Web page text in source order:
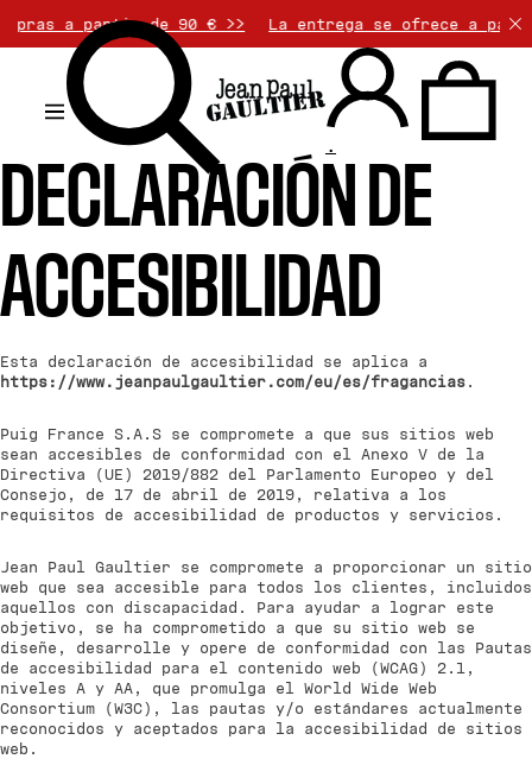
a partir de 90 € >> La entrega se ofrece a partir
.
DECLARACIÓN DE
ACCESIBILIDAD
Esta declaración de accesibilidad se aplica a
https://www.jeanpaulgaultier.com/eu/es/fragancias .
Puig France S.A.S se compromete a que sus sitios web
sean accesibles de conformidad con el Anexo V de la
Directiva (UE) 2019/882 del Parlamento Europeo y del
Consejo, de 17 de abril de 2019, relativa a los
requisitos de accesibilidad de productos y servicios.
Jean Paul Gaultier se compromete a proporcionar un sitio
web que sea accesible para todos los clientes, incluidos
aquellos con discapacidad. Para ayudar a lograr este
objetivo, se ha comprometido a que su sitio web se
diseñe, desarrolle y opere de conformidad con las Pautas
de accesibilidad para el contenido web (WCAG) 2.1,
niveles A y AA, que promulga el World Wide Web
Consortium (W3C), las pautas y/o estándares actualmente
reconocidos y aceptados para la accesibilidad de sitios
web.